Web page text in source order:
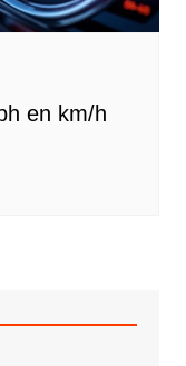
en km/h